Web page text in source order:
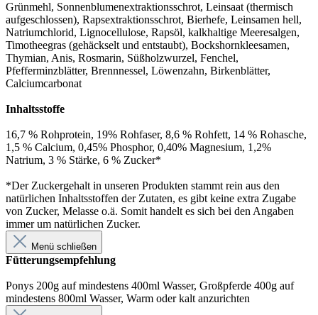
Grünmehl, Sonnenblumenextraktionsschrot, Leinsaat (thermisch
aufgeschlossen), Rapsextraktionsschrot, Bierhefe, Leinsamen hell,
Natriumchlorid, Lignocellulose, Rapsöl, kalkhaltige Meeresalgen,
Timotheegras (gehäckselt und entstaubt), Bockshornkleesamen,
Thymian, Anis, Rosmarin, Süßholzwurzel, Fenchel,
Pfefferminzblätter, Brennnessel, Löwenzahn, Birkenblätter,
Calciumcarbonat
Inhaltsstoffe
16,7 % Rohprotein, 19% Rohfaser, 8,6 % Rohfett, 14 % Rohasche,
1,5 % Calcium, 0,45% Phosphor, 0,40% Magnesium, 1,2%
Natrium, 3 % Stärke, 6 % Zucker*
*Der Zuckergehalt in unseren Produkten stammt rein aus den
natürlichen Inhaltsstoffen der Zutaten, es gibt keine extra Zugabe
von Zucker, Melasse o.ä. Somit handelt es sich bei den Angaben
immer um natürlichen Zucker.
Menü schließen
Fütterungsempfehlung
Ponys 200g auf mindestens 400ml Wasser, Großpferde 400g auf
mindestens 800ml Wasser, Warm oder kalt anzurichten